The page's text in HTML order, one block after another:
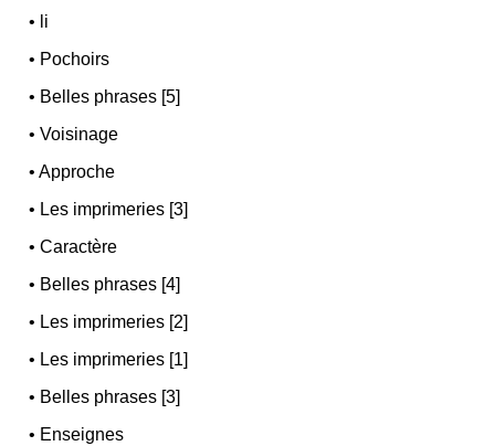
• li
• Pochoirs
• Belles phrases [5]
•Voisinage
•Approche
• Les imprimeries [3]
•Caractère
• Belles phrases [4]
• Les imprimeries [2]
• Les imprimeries [1]
• Belles phrases [3]
• Enseignes